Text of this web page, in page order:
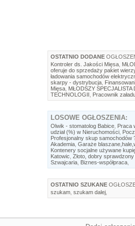
OSTATNIO DODANE
Kontroler ds. Jakości Mięsa
oferuje do sprzedaży pakiet
ładowania samochodów
skarpy - dystrybucja
Mięsa MŁODSZY SPECJALISTA
TECHNOLOGII
Pracownik
LOSOWE OGŁOSZENIA:
Olwik - stomatolog Babice Praca
udział (%) w Nieruchomości
Profesjonalny skup
Akademia Garaże
Kontenery socjalne używane
Katowic Złoto, dobry sprawdzony
Szwajcaria Biznes-współpraca
OSTATNIO SZUKANE
szukam szukam dalej